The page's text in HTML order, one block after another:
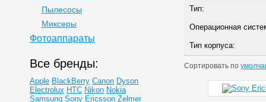
Тип:
Операционная
Тип корпуса:
Сортировать по
Пылесосы
Миксеры
Фотоаппараты
Все бренды:
Apple BlackBerry Canon Dyson
Electrolux HTC Nikon Nokia
Samsung Sony Ericsson Zelmer